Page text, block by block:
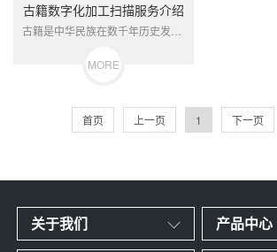
古籍数字化加工扫描服务介绍
古籍是中华民族在数千年历史发展过程中创造的重要文明成果，是中华文明绵延数千年，一脉相承的历史见证，也是不可再生的文化资源。当前，我国古籍保护工作还面临许多问题，如：古籍老化、破损严重等。...
MORE
首页 上一页 1 下一页
关于我们 产品中心